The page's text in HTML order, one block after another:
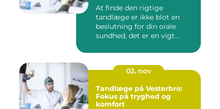
At finde den rigtige
tandlæge er ikke blot en
beslutning for din orale
sundhed, det er en vigt...
02. nov
Tandlæge på Vesterbro:
Fokus på tryghed og
komfort